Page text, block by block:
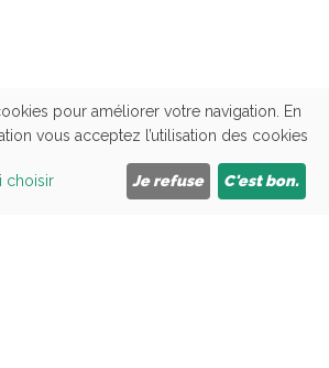
ici pour nous appeler
43 06 33 77 97 24
pour améliorer votre navigation. En
vous acceptez l’utilisation des cookies
choisir Je refuse C'est bon.